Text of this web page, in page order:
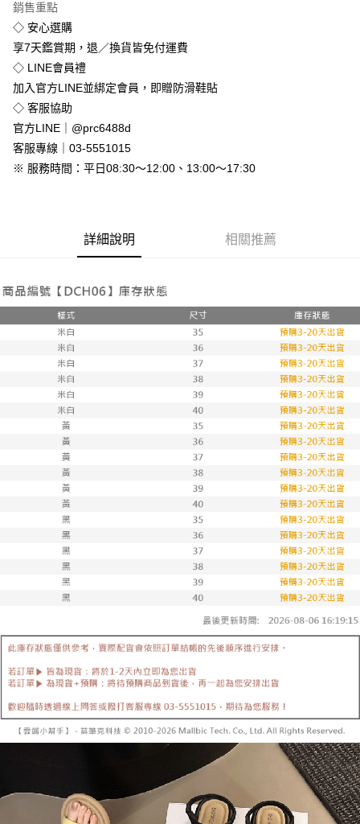
全盈+PAY
運送方式
全家付款取貨
免運費
付款後全家取貨
免運費
7-11付款取貨
離島郵局配送
每筆NT$90，滿NT$999(含以上)免運費
【宇迅國際】限一般住址，不支援智能櫃 查看運費
銷售重點
◇ 安心選購
享7天鑑賞期，退／換貨皆免付運費
◇ LINE會員禮
加入官方LINE並綁定會員，即贈防滑鞋貼
◇ 客服協助
官方LINE｜@prc6488d
客服專線｜03-5551015
※ 服務時間：平日08:30～12:00、13:00～17:30
詳細說明 相關推薦